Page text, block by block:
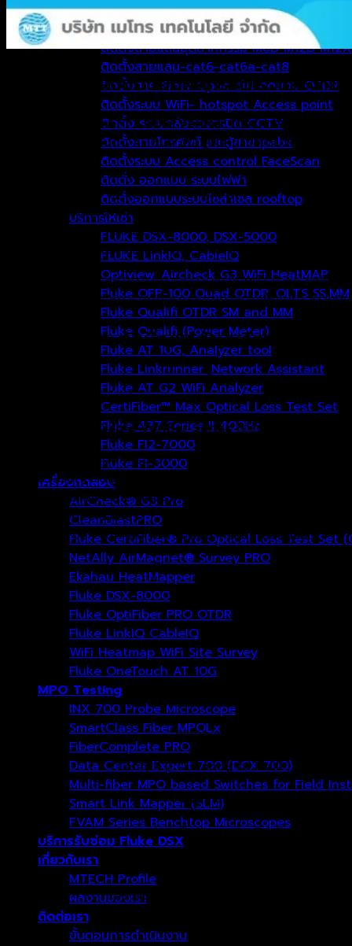
บริการทดสอบสายไฟเบอร์ออปติก MPO
งานบริการติดตั้ง / ออกแบบ
ติดตั้งสายแลนอุตสาหกรรม M8D M12D M12X
ติดตั้งสายแลน-cat6-cat6a-cat8
ติดตั้งสาย Fiber Optic สไป ทดสอบ OTDR
ติดตั้งระบบ WiFi- hotspot Access point
ติดตั้ง ระบบกล้องวงจรปิด CCTV
ติดตั้งสายโทรศัพท์ และตู้สาขาpabx
ติดตั้งระบบ Access control FaceScan
ติดตั้ง ออกแบบ ระบบไฟฟ้า
ติดตั้งออกแบบระบบโซล่าเซล rooftop
บริการให้เช่า
FLUKE DSX-8000, DSX-5000
FLUKE LinkIQ, CableIQ
Optiview, Aircheck G3 WiFi HeatMAP
Fluke OFP-100 Quad OTDR, OLTS SS,MM
Fluke Qualifi OTDR SM and MM
Fluke Qualifi (Power Meter)
Fluke AT 10G, Analyzer tool
Fluke Linkrunner ,Network Assistant
Fluke AT G2 WiFi Analyzer
CertiFiber™ Max Optical Loss Test Set
Fluke 437 Series II 400Hz
Fluke FI2-7000
Fluke FI-3000
เครื่องทดสอบ
AirCheck® G3 Pro
CleanBlastPRO
Fluke CertiFiber® Pro Optical Loss Test Set
NetAlly AirMagnet® Survey PRO
Ekahau HeatMapper
Fluke DSX-8000
Fluke OptiFiber PRO OTDR
Fluke LinkIQ CableIQ
WiFi Heatmap WiFi Site Survey
Fluke OneTouch AT 10G
MPO Testing
INX 700 Probe Microscope
SmartClass Fiber MPOLx
FiberComplete PRO
Data Center Expert 700 (DCX 700)
Multi-fiber MPO based Switches for Field
Smart Link Mapper (SLM)
FVAM Series Benchtop Microscopes
บริการรับซ่อม Fluke DSX
เกี่ยวกับเรา
MTECH Profile
ผลงานของเรา
ติดต่อเรา
ขั้นตอนการดำเนินงาน
การทดสอบแบบยืนยันผลที่รวดเร็วและง่ายด
ซีรีส์ MicroScanner™ Cable Verifierได้รับการออกแบบมาเ
ต้องทดสอบแยกกันถึง 4 โหมด ให้อยู่บนหน้าจอเดียว ได้แก่:
แผนผังการเดินสาย (Graphical Wiremap)
ความยาวของคู่สาย (Pair Lengths)
ระยะถึงจุดที่สายมีปัญหา (Distance to Fault)
รหัสระบุสาย (Cable ID)
ข้อมูลอุปกรณ์ปลายสาย (Far End Device)
ยิ่งไปกว่านั้น ยังรองรับการทดสอบสายแรงดันต่ำ (Low-
ของช่างเทคนิค ทำให้การติดตั้งระบบคุณภาพสูงเป็นไปได้อย่างมี
ตรวจสอบและตัดปัญหาด้านบริการได้อย่างร
ในปัจจุบัน ช่างเทคนิคด้านระบบสื่อสารต้องเผชิญกับปัญหามาก
วินิจฉัยปัญหาเครือข่ายได้อย่างถูกต้อง
MicroScanner Cable Verifier Seriesได้รับการติดตั้งความ
มีแรงดันโทรศัพท์หรือไม่?
ขั้วสัญญาณถูกต้องหรือไม่? (Polarity)
ปลายสายมี Ethernet switch หรือไม่?
มีไฟ PoE หรือเปล่า?
ถ้ามี PoE – มีกำลังไฟเพียงพอสำหรับอุปกรณ์หรือไม่?
ซีรีส์ MicroScanner ตระหนักถึงความซับซ้อนของบริการสมัยให
และมีความครบถ้วนมากยิ่งขึ้น
Twisted Pair (RJ-11, RJ-45)
Wiremap
Length / Distance to Fault
Coaxial
Length / Distance to Fault
Reports Maximum Power Class
10/100/1000BASE-T